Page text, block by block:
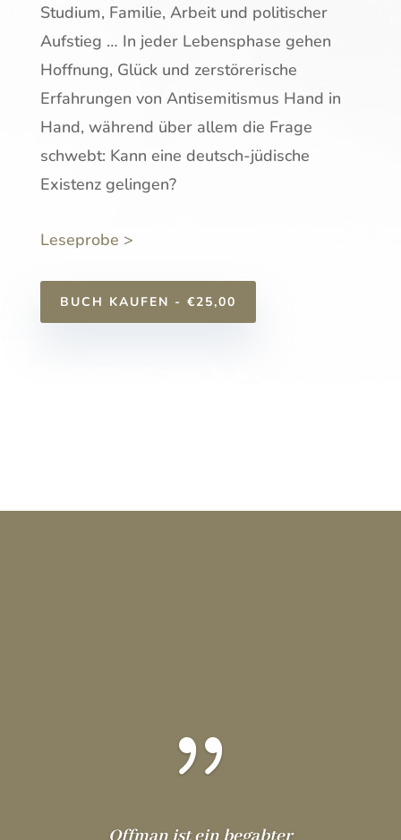
Studium, Familie, Arbeit und politischer
Aufstieg … In jeder Lebensphase gehen
Hoffnung, Glück und zerstörerische
Erfahrungen von Antisemitismus Hand in
Hand, während über allem die Frage
schwebt: Kann eine deutsch-jüdische
Existenz gelingen?
Leseprobe >
BUCH KAUFEN - €25,00
{